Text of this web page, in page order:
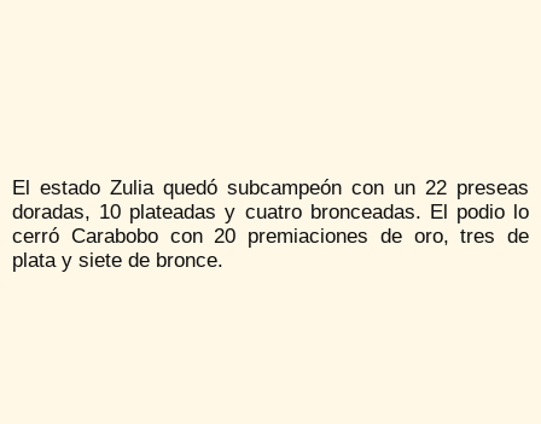
El estado Zulia quedó subcampeón con un 22 preseas
doradas, 10 plateadas y cuatro bronceadas. El podio lo
cerró Carabobo con 20 premiaciones de oro, tres de
plata y siete de bronce.